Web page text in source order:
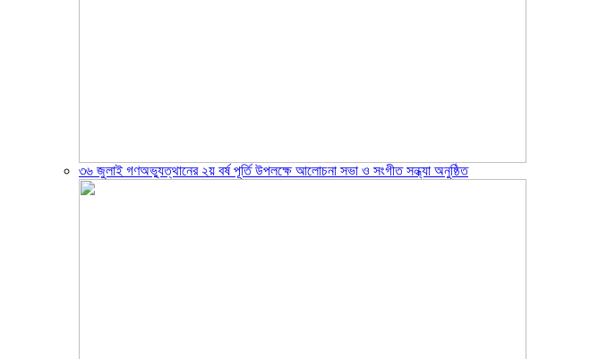
৩৬ জুলাই গণঅভ্যুত্থানের ২য় বর্ষ পূর্তি উপলক্ষে আলোচনা সভা ও সংগীত সন্ধ্যা অনুষ্ঠিত